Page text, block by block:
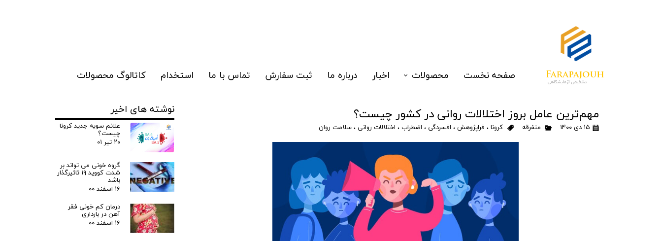
صفحه نخست محصولات
رپیدتست
مولکولی
غربالگری نوزادان
ماسک سه لایه
تجهیزات
اخبار درباره ما ثبت سفارش تماس با ما استخدام کاتالوگ محصولات
مهم‌ترین عامل بروز اختلالات روانی در کشور چیست؟
۱۵ دی ۱۴۰۰ متفرقه کرونا ، فراپژوهش ، افسردگی ، اضطراب ، اختلالات روانی ، سلامت روان
نوشته های اخیر
علائم سویه جدید کرونا
چیست؟
۲۰ تیر ۰۱
گروه خونی می تواند بر
شدت کووید ۱۹ تاثیرگذار
باشد
۱۶ اسفند ۰۰
درمان کم خونی فقر
آهن در بارداری
۱۶ اسفند ۰۰